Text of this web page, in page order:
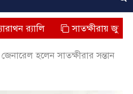
সাতক্ষীরায় জুলাই
জেনারেল হলেন সাতক্ষীরার সন্তান